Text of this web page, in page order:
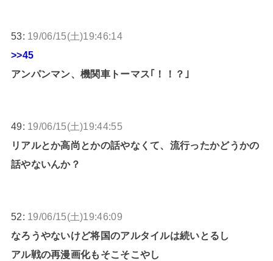
53: 19/06/15(土)19:46:14
>>45
アンパンマン、機関車トーマス｢！！？｣
49: 19/06/15(土)19:44:55
リアルとか高尚とかの話やなくて、流行ったかどうかの
話やないんか？
52: 19/06/15(土)19:46:09
なろうやないけど将国のアルタイルは続いとるし
アル戦の再漫画化もそこそこやし